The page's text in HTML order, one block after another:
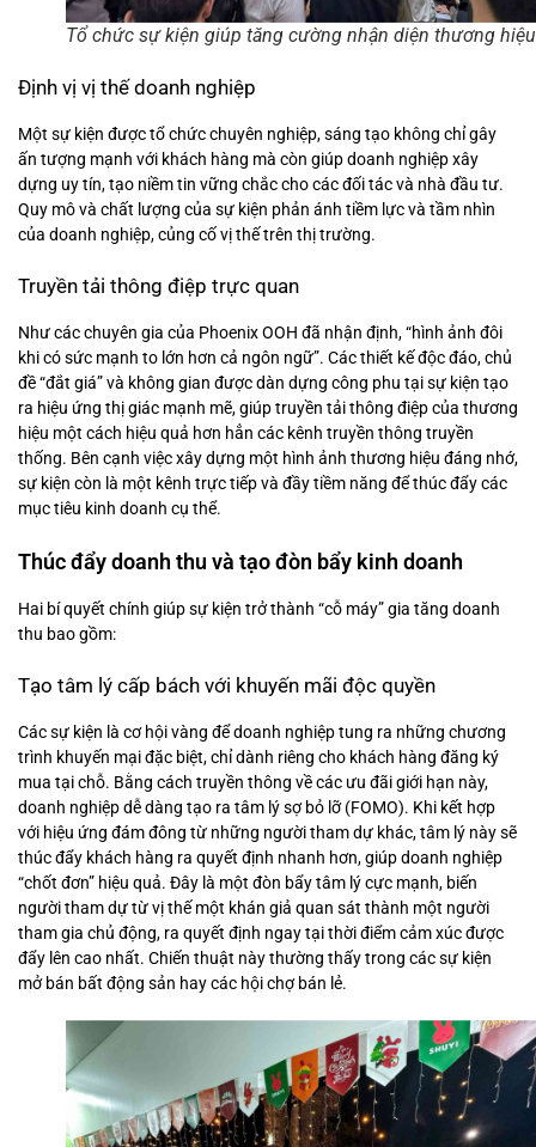
Tổ chức sự kiện giúp tăng cường nhận diện thương hiệu
Định vị vị thế doanh nghiệp
Một sự kiện được tổ chức chuyên nghiệp, sáng tạo không chỉ gây
ấn tượng mạnh với khách hàng mà còn giúp doanh nghiệp xây
dựng uy tín, tạo niềm tin vững chắc cho các đối tác và nhà đầu tư.
Quy mô và chất lượng của sự kiện phản ánh tiềm lực và tầm nhìn
của doanh nghiệp, củng cố vị thế trên thị trường.
Truyền tải thông điệp trực quan
Như các chuyên gia của Phoenix OOH đã nhận định, “hình ảnh đôi
khi có sức mạnh to lớn hơn cả ngôn ngữ”. Các thiết kế độc đáo, chủ
đề “đắt giá” và không gian được dàn dựng công phu tại sự kiện tạo
ra hiệu ứng thị giác mạnh mẽ, giúp truyền tải thông điệp của thương
hiệu một cách hiệu quả hơn hẳn các kênh truyền thông truyền
thống. Bên cạnh việc xây dựng một hình ảnh thương hiệu đáng nhớ,
sự kiện còn là một kênh trực tiếp và đầy tiềm năng để thúc đẩy các
mục tiêu kinh doanh cụ thể.
Thúc đẩy doanh thu và tạo đòn bẩy kinh doanh
Hai bí quyết chính giúp sự kiện trở thành “cỗ máy” gia tăng doanh
thu bao gồm:
Tạo tâm lý cấp bách với khuyến mãi độc quyền
Các sự kiện là cơ hội vàng để doanh nghiệp tung ra những chương
trình khuyến mại đặc biệt, chỉ dành riêng cho khách hàng đăng ký
mua tại chỗ. Bằng cách truyền thông về các ưu đãi giới hạn này,
doanh nghiệp dễ dàng tạo ra tâm lý sợ bỏ lỡ (FOMO). Khi kết hợp
với hiệu ứng đám đông từ những người tham dự khác, tâm lý này sẽ
thúc đẩy khách hàng ra quyết định nhanh hơn, giúp doanh nghiệp
“chốt đơn” hiệu quả. Đây là một đòn bẩy tâm lý cực mạnh, biến
người tham dự từ vị thế một khán giả quan sát thành một người
tham gia chủ động, ra quyết định ngay tại thời điểm cảm xúc được
đẩy lên cao nhất. Chiến thuật này thường thấy trong các sự kiện
mở bán bất động sản hay các hội chợ bán lẻ.